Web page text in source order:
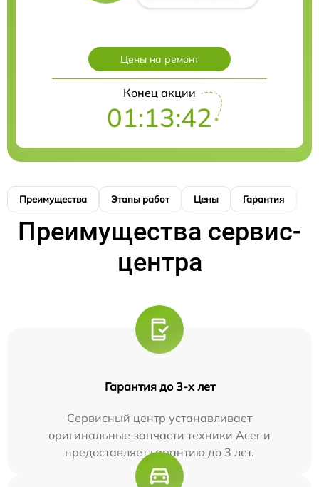
Цены на ремонт
Конец акции
01:13:40
Преимущества Этапы работ Цены Гарантия
Преимущества сервис-
центра
Гарантия до 3-х лет
Сервисный центр устанавливает
оригинальные запчасти техники Acer и
предоставляет гарантию до 3 лет.